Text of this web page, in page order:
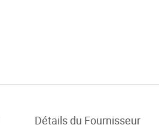
Détails du Fournisseur